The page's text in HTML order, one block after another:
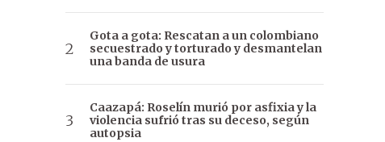
Gota a gota: Rescatan a un colombiano
secuestrado y torturado y desmantelan
una banda de usura
Caazapá: Roselín murió por asfixia y la
violencia sufrió tras su deceso, según
autopsia